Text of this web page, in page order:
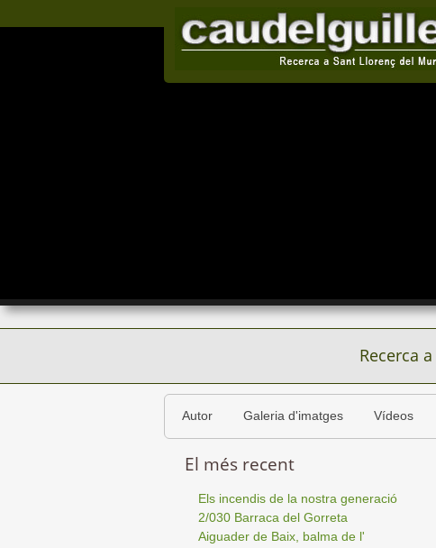
Recerca a
Autor Galeria d'imatges Vídeos
El més recent
Els incendis de la nostra generació
2/030 Barraca del Gorreta
Aiguader de Baix, balma de l'